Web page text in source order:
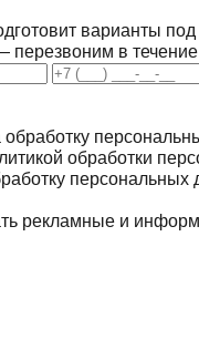
варианты
перезвоним в
обработки
персональных
рекламные и